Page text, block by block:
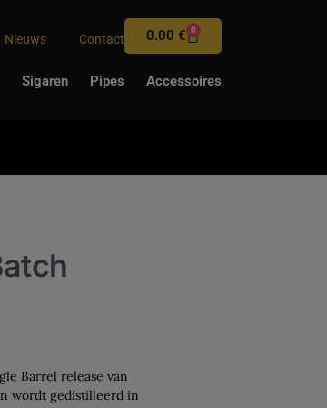
Nieuws Contact 0.00€ 0
Sigaren Pipes Accessoires
Barrel release van
wordt gedistilleerd in